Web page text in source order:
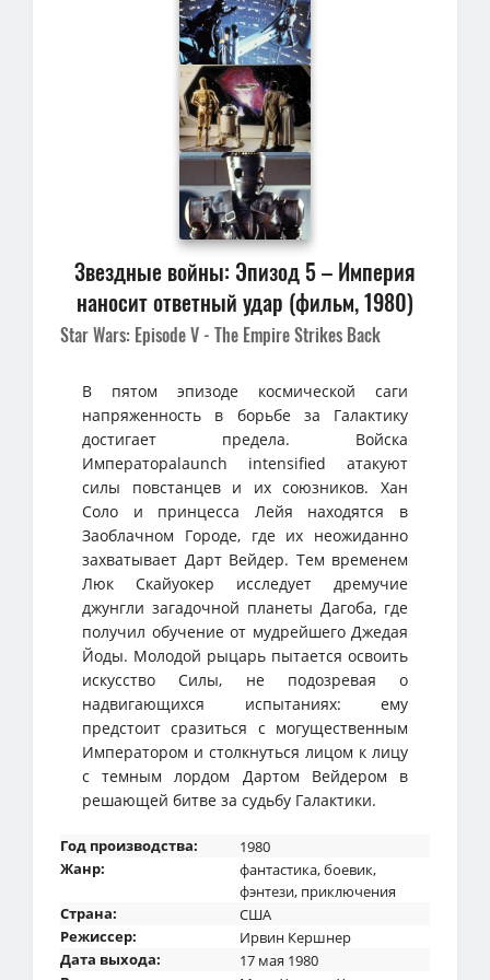
Звездные войны: Эпизод 5 – Империя
наносит ответный удар (фильм, 1980)
Star Wars: Episode V - The Empire Strikes Back
В пятом эпизоде космической саги
напряженность в борьбе за Галактику
достигает предела. Войска
Императораlaunch intensified атакуют
силы повстанцев и их союзников. Хан
Соло и принцесса Лейя находятся в
Заоблачном Городе, где их неожиданно
захватывает Дарт Вейдер. Тем временем
Люк Скайуокер исследует дремучие
джунгли загадочной планеты Дагоба, где
получил обучение от мудрейшего Джедая
Йоды. Молодой рыцарь пытается освоить
искусство Силы, не подозревая о
надвигающихся испытаниях: ему
предстоит сразиться с могущественным
Императором и столкнуться лицом к лицу
с темным лордом Дартом Вейдером в
решающей битве за судьбу Галактики.
Год производства:
1980
Жанр:
фантастика,боевик,
фэнтези, приключения
Страна:
США
Режиссер:
Ирвин Кершнер
Дата выхода:
17 мая 1980